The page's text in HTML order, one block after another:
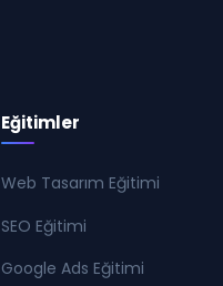
Eğitimler
Web Tasarım Eğitimi
SEO Eğitimi
Google Ads Eğitimi